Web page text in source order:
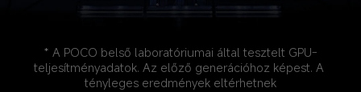
* A POCO belső laboratóriumai által tesztelt GPU-
teljesítményadatok. Az előző generációhoz képest. A
tényleges eredmények eltérhetnek